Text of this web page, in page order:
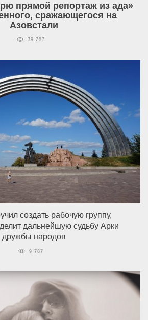
прямой репортаж из ада»
сражающегося на
Азовстали
39 287
создать рабочую группу,
дальнейшую судьбу Арки
дружбы народов
9 787